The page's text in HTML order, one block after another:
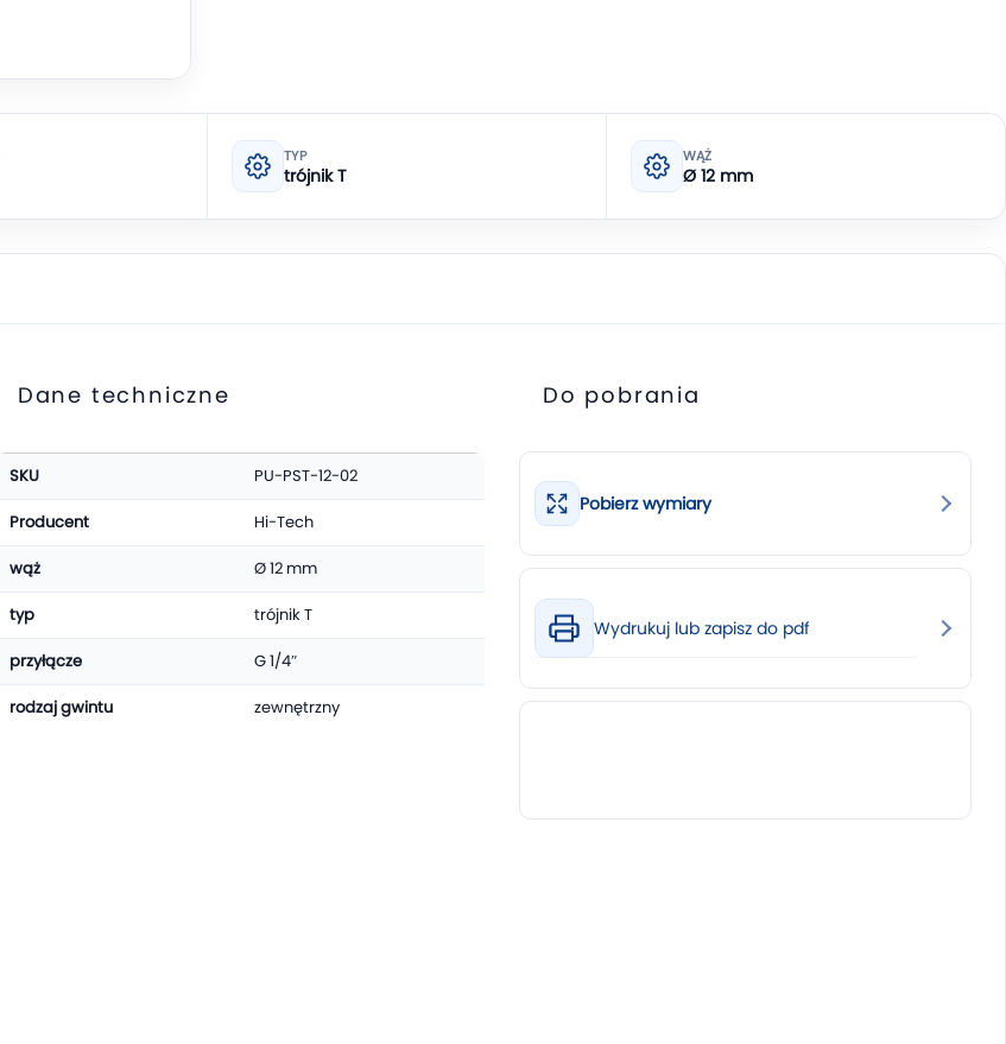
TYP
trójnik T
WĄŻ
Ø 12 mm
Dane techniczne
Więcej
informacji
SKU PU-PST-12-02
Producent Hi-Tech
wąż Ø 12 mm
typ trójnik T
przyłącze G 1/4″
rodzaj gwintu zewnętrzny
Do pobrania
Pobierz wymiary
Wydrukuj lub zapisz do pdf